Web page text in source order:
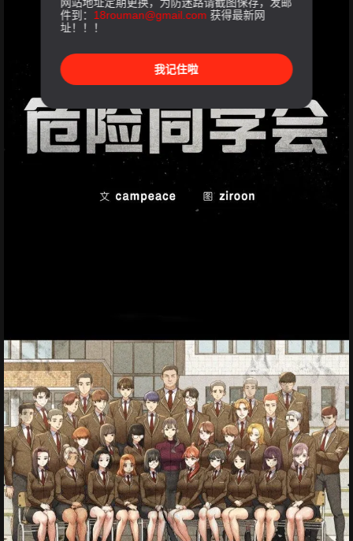
件到： 18rouman@gmail.com 获得最新网
址！！！
我记住啦